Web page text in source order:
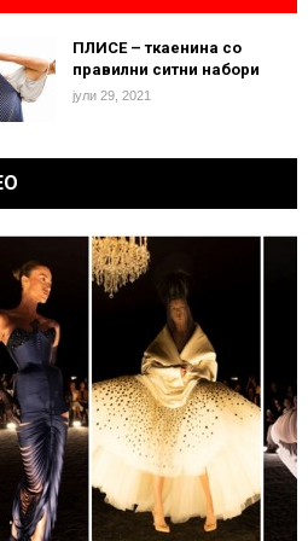
ПЛИСЕ – ткаенина со
правилни ситни набори
јули 29, 2021